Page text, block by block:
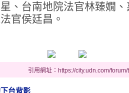
、台南地院法官林臻嫺
官侯廷昌。
引用網址：https://city.udn.com/
台背影